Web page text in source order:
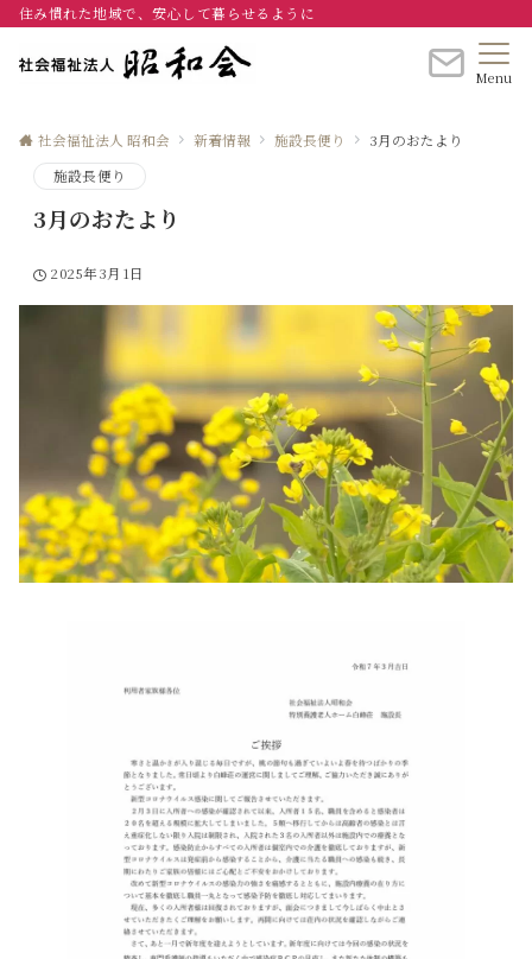
住み慣れた地域で、安心して暮らせるように
Menu
社会福祉法人 昭和会 新着情報 施設長便り
3月のおたより
施設長便り
3月のおたより
2025年3月1日